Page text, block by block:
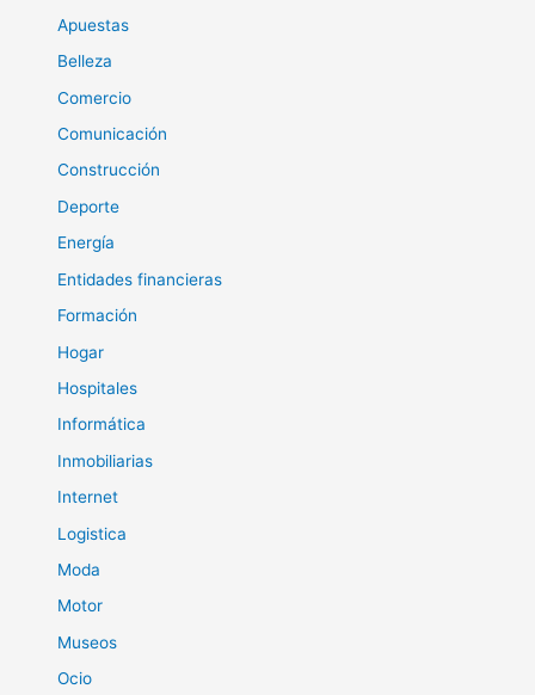
Apuestas
Belleza
Comercio
Comunicación
Construcción
Deporte
Energía
Entidades financieras
Formación
Hogar
Hospitales
Informática
Inmobiliarias
Internet
Logistica
Moda
Motor
Museos
Ocio